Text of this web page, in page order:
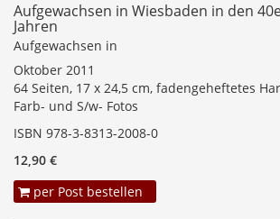
Aufgewachsen in Wiesbaden in den
Jahren
Aufgewachsen in
Oktober 2011
64 Seiten, 17 x 24,5 cm, fadengeheftetes
Farb- und S/w- Fotos
ISBN 978-3-8313-2008-0
12,90 €
per Post bestellen